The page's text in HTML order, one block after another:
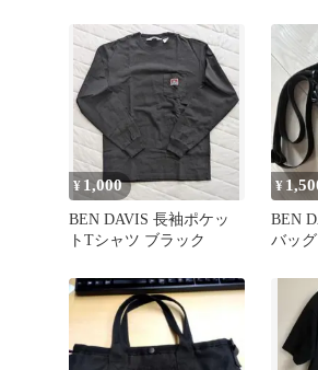
¥ 1,000
BEN DAVIS 長袖ポケッ
トTシャツ ブラック
¥
BEN
バッ